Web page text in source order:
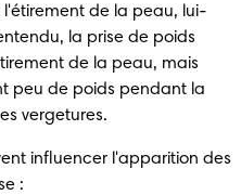
l'étirement de la peau, lui-
la prise de poids
de la peau, mais
peu de poids pendant la
vergetures.
influencer l'apparition des
: